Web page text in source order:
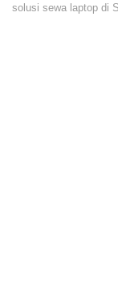
solusi sewa laptop di